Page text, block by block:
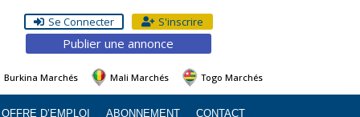
Se Connecter S'inscrire
Publier une annonce
Burkina Marchés Mali Marchés Togo Marchés
OFFRE D’EMPLOI ABONNEMENT CONTACT